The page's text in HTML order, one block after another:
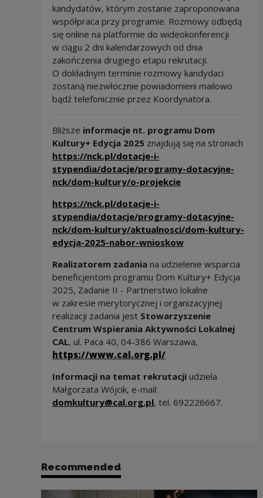
kandydatów, którym zostanie zaproponowana
współpraca przy programie. Rozmowy odbędą
się online na platformie do wideokonferencji
w ciągu 2 dni kalendarzowych od dnia
zakończenia drugiego etapu rekrutacji.
O dokładnym terminie rozmowy kandydaci
zostaną niezwłocznie powiadomieni mailowo
bądź telefonicznie przez Koordynatora.
Bliższe informacje nt. programu Dom
Kultury+ Edycja 2025znajdują się na stronach
https://nck.pl/dotacje-i-
stypendia/dotacje/programy-dotacyjne-
nck/dom-kultury/o-projekcie
https://nck.pl/dotacje-i-
stypendia/dotacje/programy-dotacyjne-
nck/dom-kultury/aktualnosci/dom-kultury-
edycja-2025-nabor-wnioskow
Realizatorem zadaniana udzielenie wsparcia
beneficjentom programu Dom Kultury+ Edycja
2025, Zadanie II - Partnerstwo lokalne
w zakresie merytorycznej i organizacyjnej
realizacji zadania jest Stowarzyszenie
Centrum Wspierania Aktywności Lokalnej
CAL, ul. Paca 40, 04-386 Warszawa,
https://www.cal.org.pl/
Informacji na temat rekrutacjiudziela
Małgorzata Wójcik, e-mail:
domkultury@cal.org.pl, tel. 692226667.
Recommended